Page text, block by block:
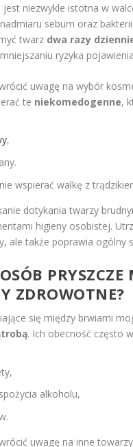
jest niezwykle istotna w
sebum oraz
twarz dwa razy
ryzyka
uwagę na wybór
te niekomedogenne,
,
wspierać walkę z
dotykania twarzy
higieny osobistej.
ale także poprawia ogólny
ZDROWOTNE?
się między brwiami
. Ich obecność często
alkoholu,
uwagę na inne